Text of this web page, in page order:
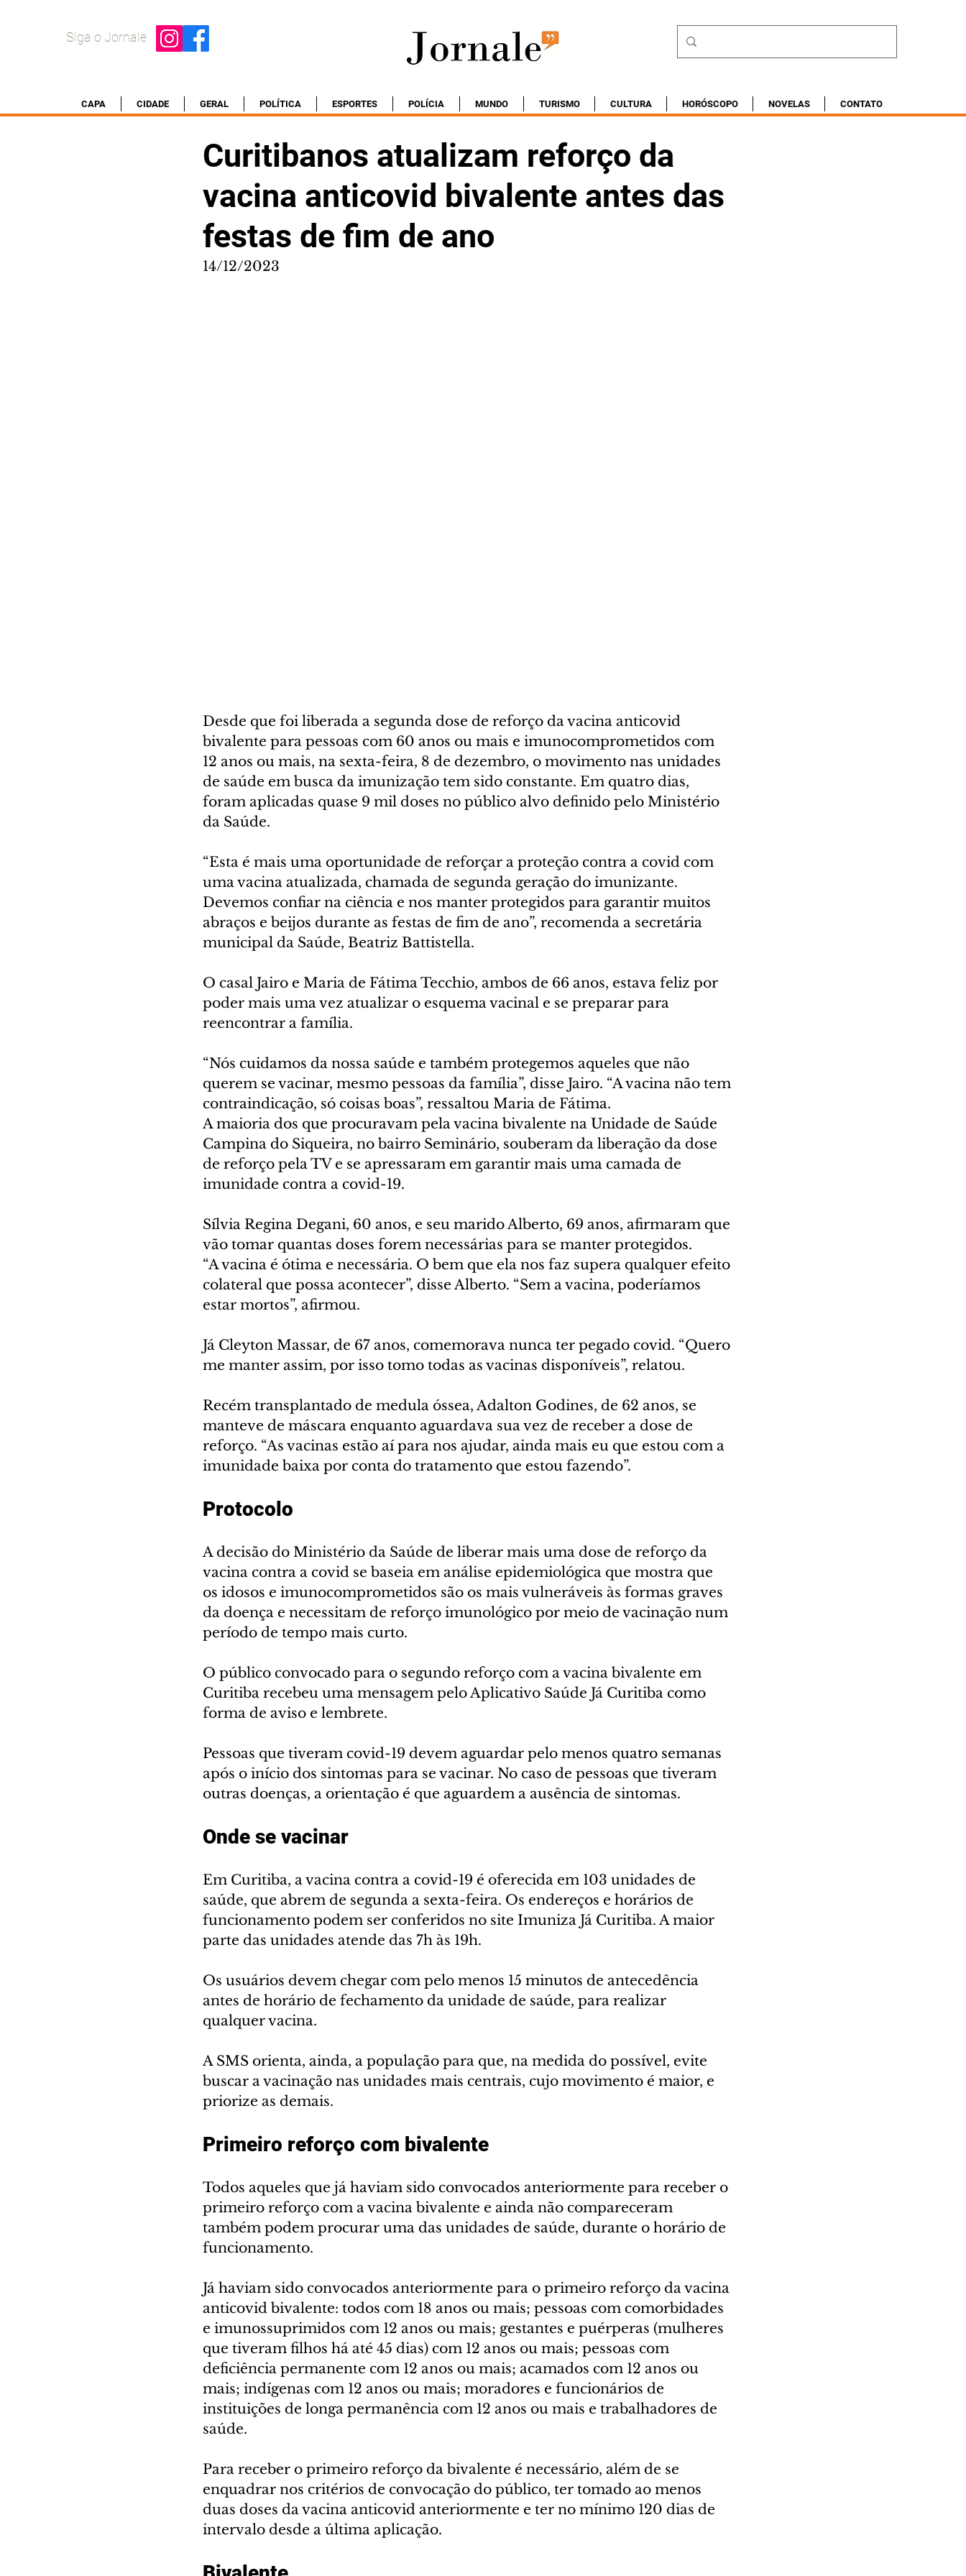
Siga o Jornale
CAPA CIDADE GERAL POLÍTICA ESPORTES POLÍCIA MUNDO TURISMO CULTURA HORÓSCOPO NOVELAS CONTATO
Curitibanos atualizam reforço da
vacina anticovid bivalente antes das
festas de fim de ano
14/12/2023
Desde que foi liberada a segunda dose de reforço da vacina anticovid
bivalente para pessoas com 60 anos ou mais e imunocomprometidos com
12 anos ou mais, na sexta-feira, 8 de dezembro, o movimento nas unidades
de saúde em busca da imunização tem sido constante. Em quatro dias,
foram aplicadas quase 9 mil doses no público alvo definido pelo Ministério
da Saúde.
“Esta é mais uma oportunidade de reforçar a proteção contra a covid com
uma vacina atualizada, chamada de segunda geração do imunizante.
Devemos confiar na ciência e nos manter protegidos para garantir muitos
abraços e beijos durante as festas de fim de ano”, recomenda a secretária
municipal da Saúde, Beatriz Battistella.
O casal Jairo e Maria de Fátima Tecchio, ambos de 66 anos, estava feliz por
poder mais uma vez atualizar o esquema vacinal e se preparar para
reencontrar a família.
“Nós cuidamos da nossa saúde e também protegemos aqueles que não
querem se vacinar, mesmo pessoas da família”, disse Jairo. “A vacina não tem
contraindicação, só coisas boas”, ressaltou Maria de Fátima.
A maioria dos que procuravam pela vacina bivalente na Unidade de Saúde
Campina do Siqueira, no bairro Seminário, souberam da liberação da dose
de reforço pela TV e se apressaram em garantir mais uma camada de
imunidade contra a covid-19.
Sílvia Regina Degani, 60 anos, e seu marido Alberto, 69 anos, afirmaram que
vão tomar quantas doses forem necessárias para se manter protegidos.
“A vacina é ótima e necessária. O bem que ela nos faz supera qualquer efeito
colateral que possa acontecer”, disse Alberto. “Sem a vacina, poderíamos
estar mortos”, afirmou.
Já Cleyton Massar, de 67 anos, comemorava nunca ter pegado covid. “Quero
me manter assim, por isso tomo todas as vacinas disponíveis”, relatou.
Recém transplantado de medula óssea, Adalton Godines, de 62 anos, se
manteve de máscara enquanto aguardava sua vez de receber a dose de
reforço. “As vacinas estão aí para nos ajudar, ainda mais eu que estou com a
imunidade baixa por conta do tratamento que estou fazendo”.
Protocolo
A decisão do Ministério da Saúde de liberar mais uma dose de reforço da
vacina contra a covid se baseia em análise epidemiológica que mostra que
os idosos e imunocomprometidos são os mais vulneráveis às formas graves
da doença e necessitam de reforço imunológico por meio de vacinação num
período de tempo mais curto.
O público convocado para o segundo reforço com a vacina bivalente em
Curitiba recebeu uma mensagem pelo Aplicativo Saúde Já Curitiba como
forma de aviso e lembrete.
Pessoas que tiveram covid-19 devem aguardar pelo menos quatro semanas
após o início dos sintomas para se vacinar. No caso de pessoas que tiveram
outras doenças, a orientação é que aguardem a ausência de sintomas.
Onde se vacinar
Em Curitiba, a vacina contra a covid-19 é oferecida em 103 unidades de
saúde, que abrem de segunda a sexta-feira. Os endereços e horários de
funcionamento podem ser conferidos no site Imuniza Já Curitiba. A maior
parte das unidades atende das 7h às 19h.
Os usuários devem chegar com pelo menos 15 minutos de antecedência
antes de horário de fechamento da unidade de saúde, para realizar
qualquer vacina.
A SMS orienta, ainda, a população para que, na medida do possível, evite
buscar a vacinação nas unidades mais centrais, cujo movimento é maior, e
priorize as demais.
Primeiro reforço com bivalente
Todos aqueles que já haviam sido convocados anteriormente para receber o
primeiro reforço com a vacina bivalente e ainda não compareceram
também podem procurar uma das unidades de saúde, durante o horário de
funcionamento.
Já haviam sido convocados anteriormente para o primeiro reforço da vacina
anticovid bivalente: todos com 18 anos ou mais; pessoas com comorbidades
e imunossuprimidos com 12 anos ou mais; gestantes e puérperas (mulheres
que tiveram filhos há até 45 dias) com 12 anos ou mais; pessoas com
deficiência permanente com 12 anos ou mais; acamados com 12 anos ou
mais; indígenas com 12 anos ou mais; moradores e funcionários de
instituições de longa permanência com 12 anos ou mais e trabalhadores de
saúde.
Para receber o primeiro reforço da bivalente é necessário, além de se
enquadrar nos critérios de convocação do público, ter tomado ao menos
duas doses da vacina anticovid anteriormente e ter no mínimo 120 dias de
intervalo desde a última aplicação.